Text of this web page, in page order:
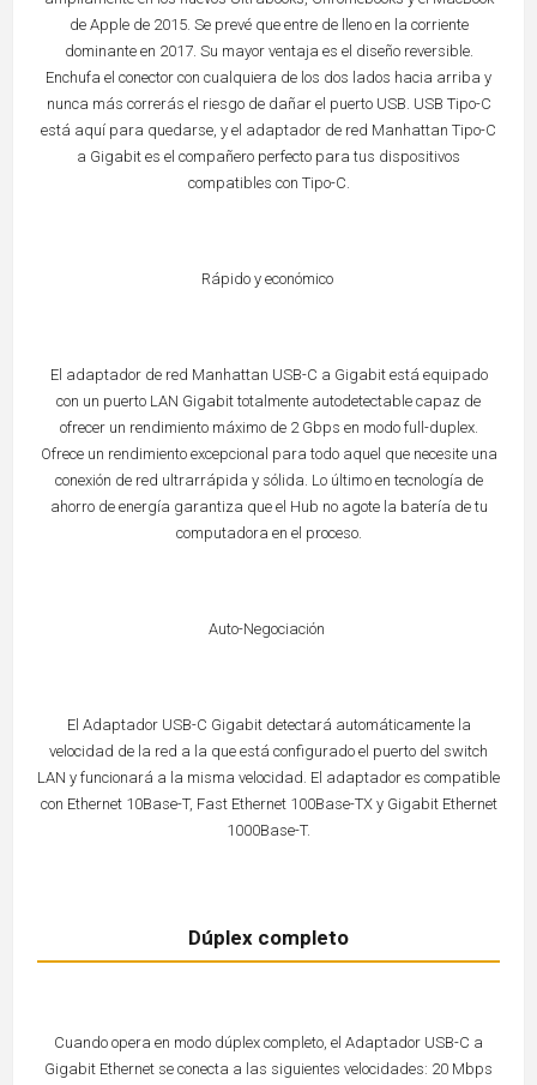
de Apple de 2015. Se prevé que entre de lleno en la corriente
dominante en 2017. Su mayor ventaja es el diseño reversible.
Enchufa el conector con cualquiera de los dos lados hacia arriba y
nunca más correrás el riesgo de dañar el puerto USB. USB Tipo-C
está aquí para quedarse, y el adaptador de red Manhattan Tipo-C
a Gigabit es el compañero perfecto para tus dispositivos
compatibles con Tipo-C.
Rápido y económico
El adaptador de red Manhattan USB-C a Gigabit está equipado
con un puerto LAN Gigabit totalmente autodetectable capaz de
ofrecer un rendimiento máximo de 2 Gbps en modo full-duplex.
Ofrece un rendimiento excepcional para todo aquel que necesite una
conexión de red ultrarrápida y sólida. Lo último en tecnología de
ahorro de energía garantiza que el Hub no agote la batería de tu
computadora en el proceso.
Auto-Negociación
El Adaptador USB-C Gigabit detectará automáticamente la
velocidad de la red a la que está configurado el puerto del switch
LAN y funcionará a la misma velocidad. El adaptador es compatible
con Ethernet 10Base-T, Fast Ethernet 100Base-TX y Gigabit Ethernet
1000Base-T.
Dúplex completo
Cuando opera en modo dúplex completo, el Adaptador USB-C a
Gigabit Ethernet se conecta a las siguientes velocidades: 20 Mbps